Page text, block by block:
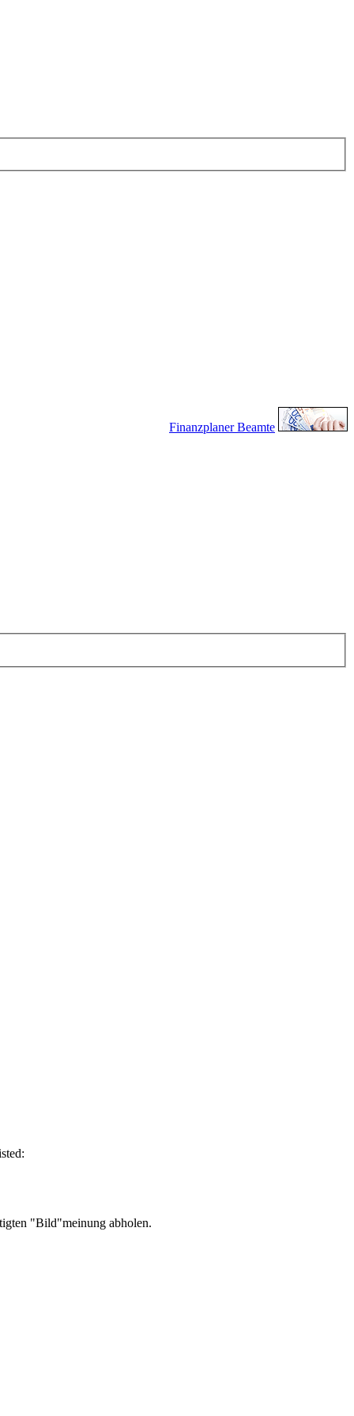
Finanzplaner Beamte
"Bild"meinung abholen.